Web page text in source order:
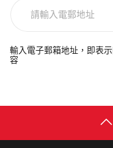
電
郵
輸入電子郵箱地址，即表
容